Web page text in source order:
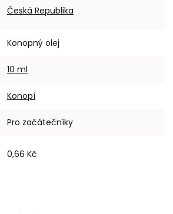
Česká Republika
Konopný olej
10 ml
Konopí
Pro začátečníky
0,66 Kč